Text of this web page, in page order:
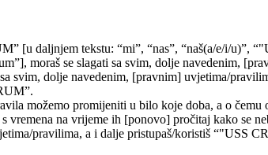
[u daljnjem tekstu: “mi”, “nas”, “naš(a/e/i/u)”,
moraš se slagati sa svim, dolje navedenim,
svim, dolje navedenim, [pravnim] uvjetima/
možemo promijeniti u bilo koje doba, a o čemu
vremena na vrijeme ih [ponovo] pročitaj kako se
pravilima, a i dalje pristupaš/koristiš “"USS